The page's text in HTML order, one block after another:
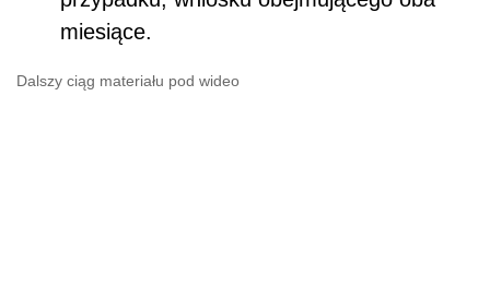
miesiące.
Dalszy ciąg materiału pod wideo